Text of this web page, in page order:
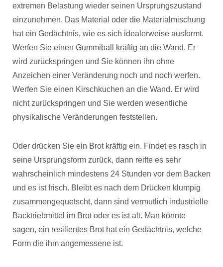
extremen Belastung wieder seinen Ursprungszustand
einzunehmen. Das Material oder die Materialmischung
hat ein Gedächtnis, wie es sich idealerweise ausformt.
Werfen Sie einen Gummiball kräftig an die Wand. Er
wird zurückspringen und Sie können ihn ohne
Anzeichen einer Veränderung noch und noch werfen.
Werfen Sie einen Kirschkuchen an die Wand. Er wird
nicht zurückspringen und Sie werden wesentliche
physikalische Veränderungen feststellen.
Oder drücken Sie ein Brot kräftig ein. Findet es rasch in
seine Ursprungsform zurück, dann reifte es sehr
wahrscheinlich mindestens 24 Stunden vor dem Backen
und es ist frisch. Bleibt es nach dem Drücken klumpig
zusammengequetscht, dann sind vermutlich industrielle
Backtriebmittel im Brot oder es ist alt. Man könnte
sagen, ein resilientes Brot hat ein Gedächtnis, welche
Form die ihm angemessene ist.